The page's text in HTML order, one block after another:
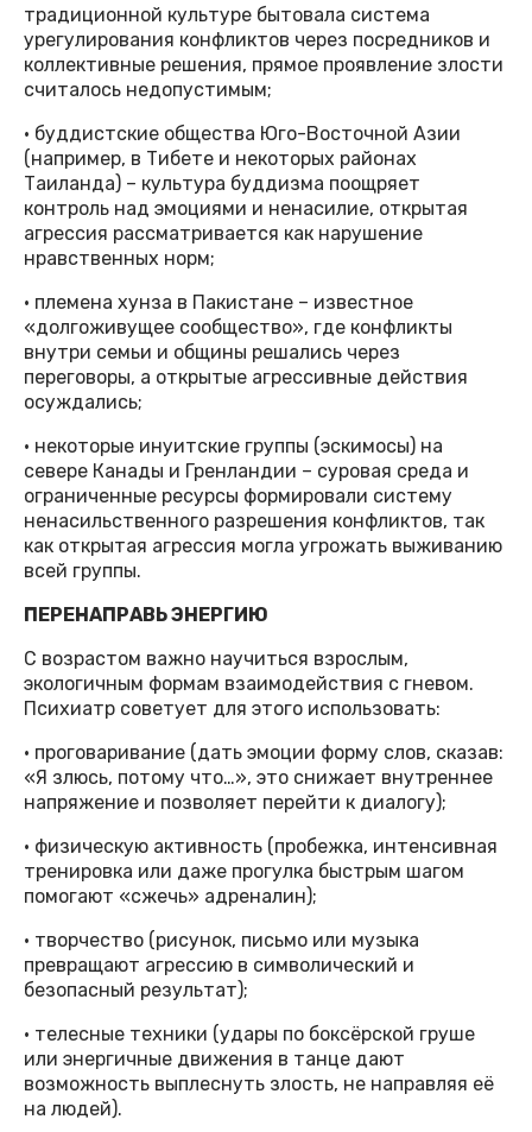
традиционной культуре бытовала система
урегулирования конфликтов через посредников и
коллективные решения, прямое проявление злости
считалось недопустимым;
• буддистские общества Юго-Восточной Азии
(например, в Тибете и некоторых районах
Таиланда) – культура буддизма поощряет
контроль над эмоциями и ненасилие, открытая
агрессия рассматривается как нарушение
нравственных норм;
• племена хунза в Пакистане – известное
«долгоживущее сообщество», где конфликты
внутри семьи и общины решались через
переговоры, а открытые агрессивные действия
осуждались;
• некоторые инуитские группы (эскимосы) на
севере Канады и Гренландии – суровая среда и
ограниченные ресурсы формировали систему
ненасильственного разрешения конфликтов, так
как открытая агрессия могла угрожать выживанию
всей группы.
ПЕРЕНАПРАВЬ ЭНЕРГИЮ
С возрастом важно научиться взрослым,
экологичным формам взаимодействия с гневом.
Психиатр советует для этого использовать:
• проговаривание (дать эмоции форму слов, сказав:
«Я злюсь, потому что…», это снижает внутреннее
напряжение и позволяет перейти к диалогу);
• физическую активность (пробежка, интенсивная
тренировка или даже прогулка быстрым шагом
помогают «сжечь» адреналин);
• творчество (рисунок, письмо или музыка
превращают агрессию в символический и
безопасный результат);
• телесные техники (удары по боксёрской груше
или энергичные движения в танце дают
возможность выплеснуть злость, не направляя её
на людей).